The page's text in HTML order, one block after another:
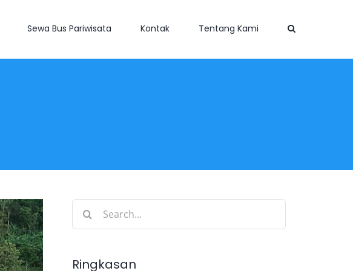
Sewa Bus Pariwisata Kontak Tentang Kami
Search
Ringkasan